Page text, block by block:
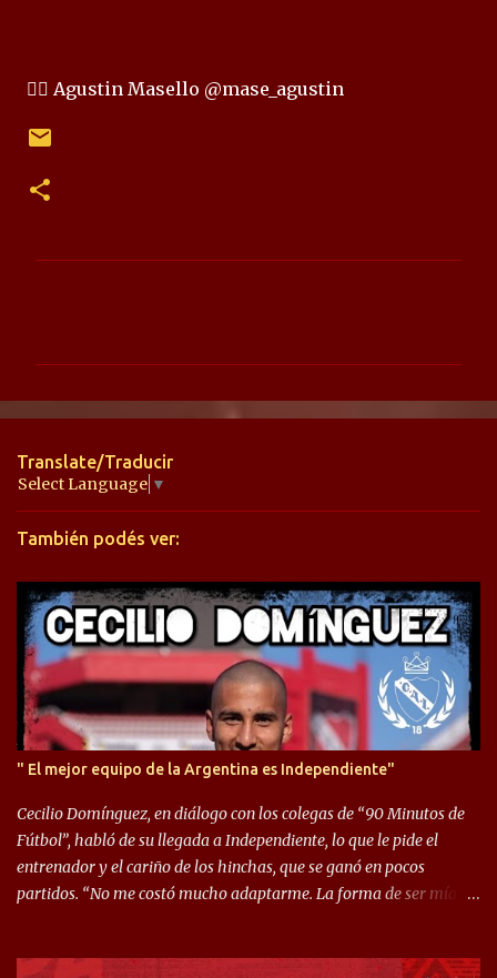
✍🏻 Agustin Masello @mase_agustin
n
a
r
i
s
Translate/Traducir
Select Language ▼
También podés ver:
" El mejor equipo de la Argentina es Independiente"
Cecilio Domínguez, en diálogo con los colegas de “90 Minutos de
Fútbol”, habló de su llegada a Independiente, lo que le pide el
entrenador y el cariño de los hinchas, que se ganó en pocos
partidos. “No me costó mucho adaptarme. La forma de ser mía
llegué a un Independiente que juega muy dinámico y me gusta